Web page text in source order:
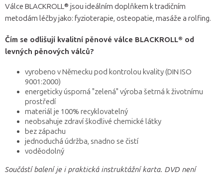
Válce BLACKROLL® jsou ideálním doplňkem k tradičním
metodám léčby jako: fyzioterapie, osteopatie, masáže a rolfing.
Čím se odlišují kvalitní pěnové válce BLACKROLL® od
levných pěnových válců?
vyrobeno v Německu pod kontrolou kvality (DIN ISO
9001:2000)
energeticky úsporná "zelená" výroba šetrná k životnímu
prostředí
materiál je 100% recyklovatelný
neobsahuje zdraví škodlivé chemické látky
bez zápachu
jednoduchá údržba, snadno se čistí
voděodolný
Součástí balení je i praktická instruktážní karta. DVD není